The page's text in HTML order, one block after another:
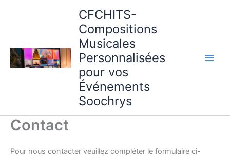
CFCHITS-
Compositions
Musicales
Personnalisées
pour vos
Événements
Soochrys
Contact
Pour nous contacter veuillez compléter le formulaire ci-